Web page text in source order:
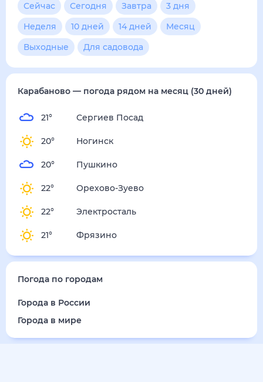
Сейчас Сегодня Завтра
3 дня
Неделя
10 дней 14 дней
Месяц
Выходные
Для садовода
Карабаново — погода рядом на месяц (30 дней)
21° Сергиев Посад
20° Ногинск
20° Пушкино
22° Орехово-Зуево
22° Электросталь
21° Фрязино
Погода по городам
Города в России
Города в мире